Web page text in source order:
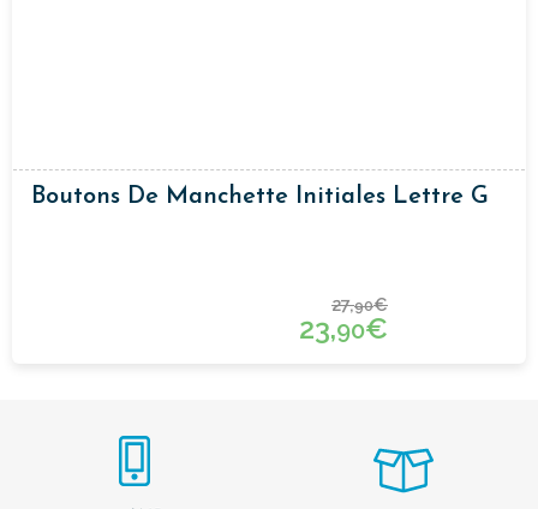
Boutons De Manchette Initiales Lettre G
27,90€
23,90€